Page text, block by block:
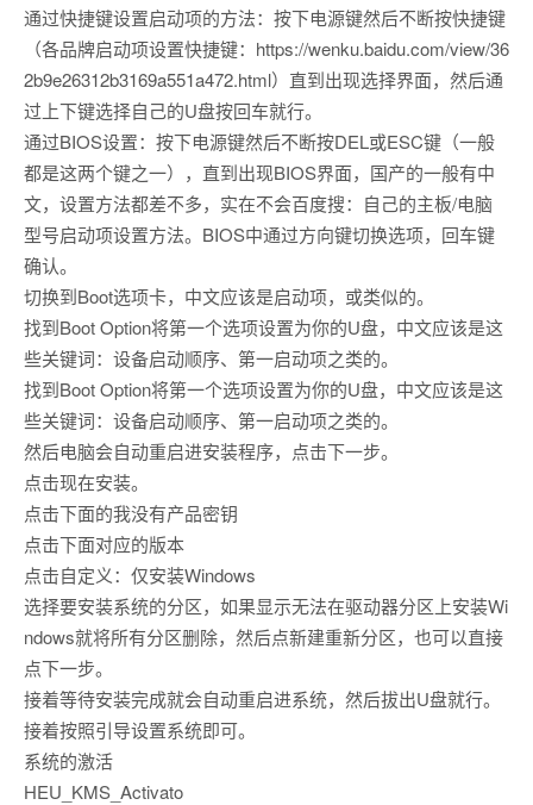
通过快捷键设置启动项的方法：按下电源键然后不断按快捷键
（各品牌启动项设置快捷键：https://wenku.baidu.com/view/36
2b9e26312b3169a551a472.html）直到出现选择界面，然后通
过上下键选择自己的U盘按回车就行。
通过BIOS设置：按下电源键然后不断按DEL或ESC键（一般
都是这两个键之一），直到出现BIOS界面，国产的一般有中
文，设置方法都差不多，实在不会百度搜：自己的主板/电脑
型号启动项设置方法。BIOS中通过方向键切换选项，回车键
确认。
切换到Boot选项卡，中文应该是启动项，或类似的。
找到Boot Option将第一个选项设置为你的U盘，中文应该是这
些关键词：设备启动顺序、第一启动项之类的。
找到Boot Option将第一个选项设置为你的U盘，中文应该是这
些关键词：设备启动顺序、第一启动项之类的。
然后电脑会自动重启进安装程序，点击下一步。
点击现在安装。
点击下面的我没有产品密钥
点击下面对应的版本
点击自定义：仅安装Windows
选择要安装系统的分区，如果显示无法在驱动器分区上安装Wi
ndows就将所有分区删除，然后点新建重新分区，也可以直接
点下一步。
接着等待安装完成就会自动重启进系统，然后拔出U盘就行。
接着按照引导设置系统即可。
系统的激活
HEU_KMS_Activato